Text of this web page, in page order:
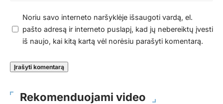
Noriu savo interneto naršyklėje išsaugoti vardą, el.
pašto adresą ir interneto puslapį, kad jų nebereiktų įvesti
iš naujo, kai kitą kartą vėl norėsiu parašyti komentarą.
Rekomenduojami video